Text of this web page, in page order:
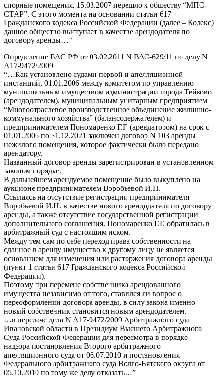
спорные помещения, 15.03.2007 перешло к обществу “МПС-
СТАР”. С этого момента на основании статьи 617
Гражданского кодекса Российской Федерации (далее – Кодекс)
данное общество выступает в качестве арендодателя по
договору аренды…”
Определение ВАС РФ от 03.02.2011 N ВАС-629/11 по делу N
А17-9472/2009
“…Как установлено судами первой и апелляционной
инстанций, 01.01.2006 между комитетом по управлению
муниципальным имуществом администрации города Тейково
(арендодателем), муниципальным унитарным предприятием
“Многоотраслевое производственное объединение жилищно-
коммунального хозяйства” (балансодержателем) и
предпринимателем Пономаренко Г.Г. (арендатором) на срок с
01.01.2006 по 31.12.2021 заключен договор N 103 аренды
нежилого помещения, которое фактически было передано
арендатору.
Названный договор аренды зарегистрирован в установленном
законом порядке.
В дальнейшем арендуемое помещение было выкуплено на
аукционе предпринимателем Воробьевой И.Н.
Ссылаясь на отсутствие регистрации предпринимателя
Воробьевой И.Н. в качестве нового арендодателя по договору
аренды, а также отсутствие государственной регистрации
дополнительного соглашения, Пономаренко Г.Г. обратилась в
арбитражный суд с настоящим иском.
Между тем сам по себе переход права собственности на
сданное в аренду имущество к другому лицу не является
основанием для изменения или расторжения договора аренды
(пункт 1 статьи 617 Гражданского кодекса Российской
Федерации).
Поэтому при перемене собственника арендованного
имущества независимо от того, ставился ли вопрос о
переоформлении договора аренды, в силу закона именно
новый собственник становится новым арендодателем.
…в передаче дела N А17-9472/2009 Арбитражного суда
Ивановской области в Президиум Высшего Арбитражного
Суда Российской Федерации для пересмотра в порядке
надзора постановления Второго арбитражного
апелляционного суда от 06.07.2010 и постановления
Федерального арбитражного суда Волго-Вятского округа от
05.10.2010 по тому же делу отказать…”